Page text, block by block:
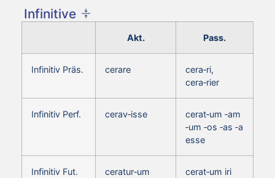
Infinitive
Akt. Pass.
Infinitiv Präs. cerare
cera‑ri,
cera‑rier
Infinitiv Perf. cerav‑isse
cerat‑um ‑am
‑um ‑os ‑as ‑a
esse
Infinitiv Fut.
ceratur‑um
cerat‑um iri